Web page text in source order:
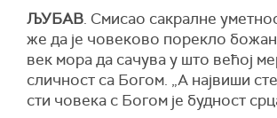
ЉУ­БАВ. Сми­сао са­крал­не
же да је чо­ве­ко­во по­ре­кло
век мо­ра да са­чу­ва у што ве­ћој
слич­ност са Бо­гом. „А нај­ви­ши
сти чо­ве­ка с Бо­гом је буд­ност